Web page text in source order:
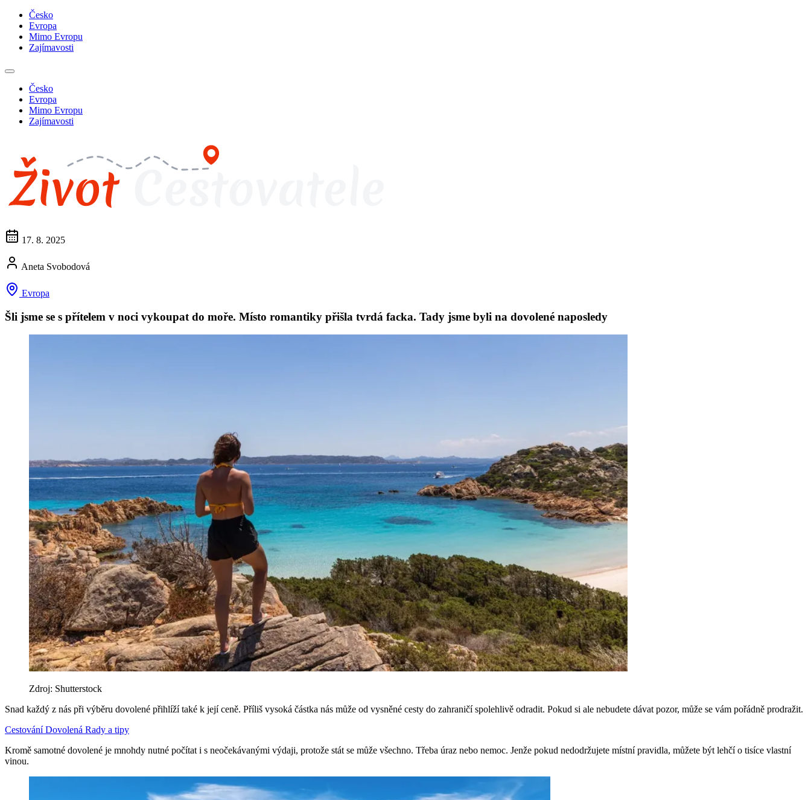
Česko
Evropa
Mimo Evropu
Zajímavosti
Česko
Evropa
Mimo Evropu
Zajímavosti
17. 8. 2025
Aneta Svobodová
Evropa
Šli jsme se s přítelem v noci vykoupat do moře. Místo romantiky přišla tvrdá facka. Tady jsme byli na dovolené naposledy
Zdroj: Shutterstock
Snad každý z nás při výběru dovolené přihlíží také k její ceně. Příliš vysoká částka nás může od vysněné cesty do zahraničí spolehlivě odradit. Pokud si ale nebudete dávat pozor, může se vám pořádně prodražit.
CestováníDovolená Rady a tipy
Kromě samotné dovolené je mnohdy nutné počítat i s neočekávanými výdaji, protože stát se může všechno. Třeba úraz nebo nemoc. Jenže pokud nedodržujete místní pravidla, můžete být lehčí o tisíce vlastní
vinou.